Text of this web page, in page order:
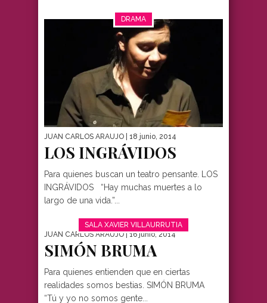
DRAMA
JUAN CARLOS ARAUJO | 18 junio, 2014
LOS INGRÁVIDOS
Para quienes buscan un teatro pensante. LOS
INGRÁVIDOS “Hay muchas muertes a lo
largo de una vida.”...
SALA XAVIER VILLAURRUTIA
JUAN CARLOS ARAUJO | 16 junio, 2014
SIMÓN BRUMA
Para quienes entienden que en ciertas
realidades somos bestias. SIMÓN BRUMA
“Tú y yo no somos gente...